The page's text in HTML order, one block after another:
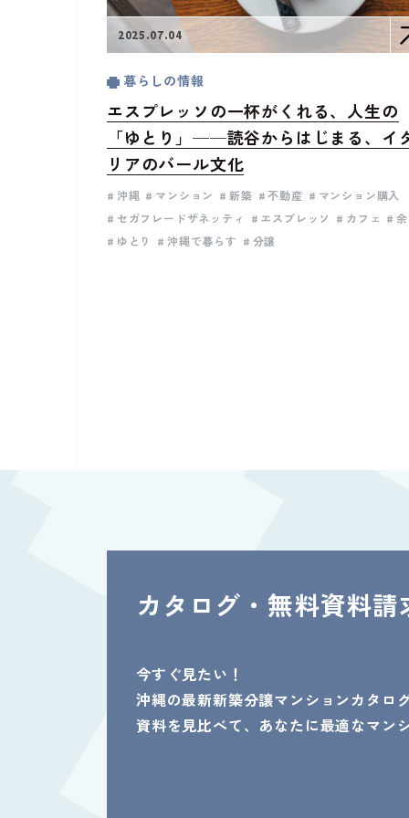
2025.07.04
暮らしの情報
エスプレッソの一杯がくれる、人生の
「ゆとり」──読谷からはじまる、イ
リアのバール文化
沖縄 マンション 新築 不動産
マンション購入
セガフレードザネッティ
エスプレッソ カフェ
ゆとり
沖縄で暮らす 分譲
カタログ・無料資料請
今すぐ見たい！
沖縄の最新新築分譲マンションカタロ
資料を見比べて、あなたに最適なマン